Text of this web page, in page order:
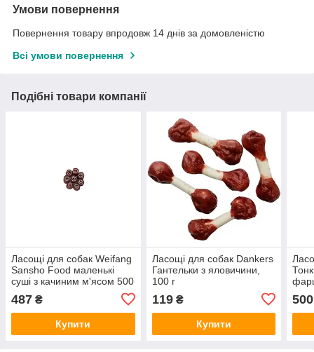
Умови повернення
Повернення товару впродовж 14 днів за домовленістю
Всі умови повернення
Подібні товари компанії
Ласощі для собак Weifang
Sansho Food маленькі
суші з качиним м'ясом 500
487 ₴
Купити
Ласощі для собак Dankers
Гантельки з яловичини,
100 г
119₴
Купити
500